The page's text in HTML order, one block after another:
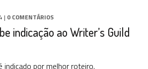
| 0 COMENTÁRIOS
indicação ao Writer’s Guild
indicado por melhor roteiro.